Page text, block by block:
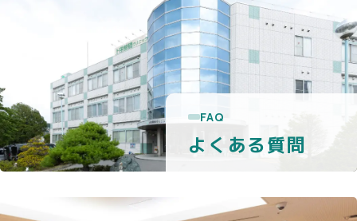
FAQ
よくある質問